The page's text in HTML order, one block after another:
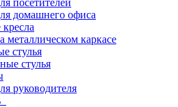
посетителей
домашнего офиса
металлическом каркасе
стулья
стулья
руководителя